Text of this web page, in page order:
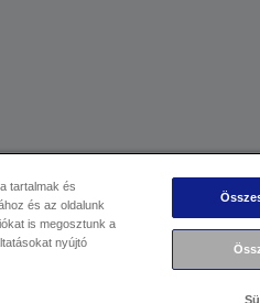
nyilatkozat EU Data
Az Epson
tartalmak és
és az oldalunk
is megosztunk a
nyújtó